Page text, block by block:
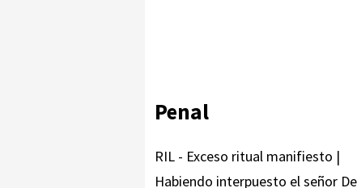
Penal
RIL - Exceso ritual manifiesto |
Habiendo interpuesto el señor